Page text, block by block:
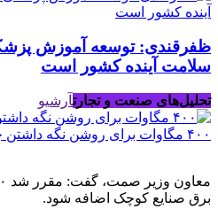
ظفرقندی: توسعه آموزش
سلامت آینده کشور است
تحلیل‌های صنعت و تجارتآرشیو
۴۰۰ مگاوات برای روشن نگه داشتن چراغ کسب‌وکار‌ها
برق صنایع کوچک اضافه شود.